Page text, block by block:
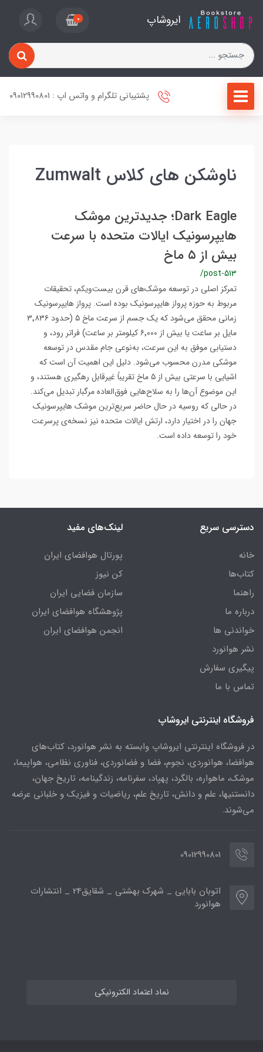
ایروشاپ 0
پشتیبانی تلگرام و واتس اپ : 09012990801
ناوشکن های کلاس Zumwalt
Dark Eagle؛ جدیدترین موشک
هایپرسونیک ایالات متحده با سرعت
بیش از ۵ ماخ
/post-513
تمرکز اصلی در توسعه موشک‌های قرن بیست‌ویکم، تحقیقات
مربوط به حوزه پرواز هایپرسونیک بوده است. پرواز هایپرسونیک
زمانی محقق می‌شود که یک جسم از سرعت ماخ ۵ (حدود ۳٬۸۳۶
مایل بر ساعت یا بیش از ۶٬۰۰۰ کیلومتر بر ساعت) فراتر رود، و
دستیابی موفق به این سرعت، به‌نوعی جام مقدس در توسعه
موشکی مدرن محسوب می‌شود. دلیل این اهمیت آن است که
اشیایی با سرعتی بیش از ۵ ماخ تقریباً غیرقابل رهگیری هستند، و
این موضوع آن‌ها را به سلاح‌هایی فوق‌العاده مرگبار تبدیل می‌کند.
در حالی که روسیه در حال حاضر سریع‌ترین موشک هایپرسونیک
جهان را در اختیار دارد، ارتش ایالات متحده نیز نسخه‌ی پرسرعت
خود را توسعه داده است.
دسترسی سریع
خانه
کتاب‌ها
راهنما
درباره ما
خواندنی ها
نشر هوانورد
پیگیری سفارش
تماس با ما
لینک‌های مفید
پورتال هوافضای ایران
کن نیوز
سازمان فضایی ایران
پژوهشگاه هوافضای ایران
انجمن هوافضای ایران
فروشگاه اینترنتی ایروشاپ
در فروشگاه اینترنتی ایروشاپ وابسته به نشر هوانورد، کتاب‌های
هوافضا، هوانوردی، نجوم، فضا و فضانوردی، فناوری نظامی، هواپیما،
موشک، ماهواره، بالگرد، پهپاد، سفرنامه، زندگینامه، تاریخ جهان،
دانستنیها، علم و دانش، تاریخ علم، ریاضیات و فیزیک و خلبانی عرضه
می‌شوند.
09012990801
اتوبان بابایی _ شهرک بهشتی _ شقایق24 _ انتشارات
هوانورد
نماد اعتماد الکترونیکی